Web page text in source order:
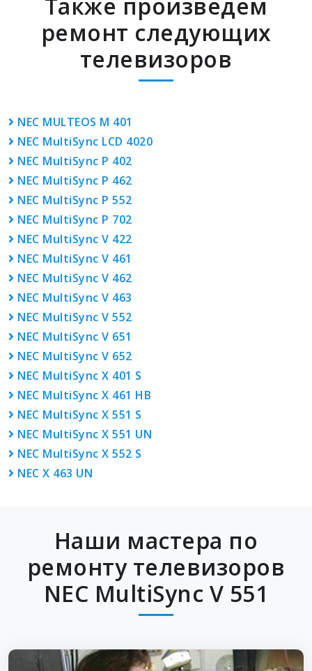
Также произведем
ремонт следующих
телевизоров
NEC MULTEOS M 401
NEC MultiSync LCD 4020
NEC MultiSync P 402
NEC MultiSync P 462
NEC MultiSync P 552
NEC MultiSync P 702
NEC MultiSync V 422
NEC MultiSync V 461
NEC MultiSync V 462
NEC MultiSync V 463
NEC MultiSync V 552
NEC MultiSync V 651
NEC MultiSync V 652
NEC MultiSync X 401 S
NEC MultiSync X 461 HB
NEC MultiSync X 551 S
NEC MultiSync X 551 UN
NEC MultiSync X 552 S
NEC X 463 UN
Наши мастера по
ремонту телевизоров
NEC MultiSync V 551